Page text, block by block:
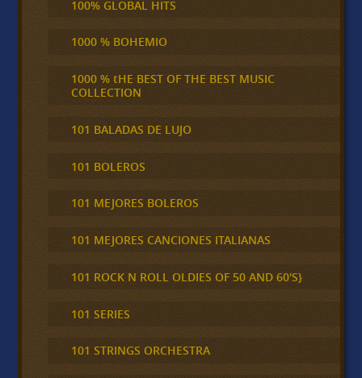
100% GLOBAL HITS
1000 % BOHEMIO
1000 % tHE BEST OF THE BEST MUSIC
COLLECTION
101 BALADAS DE LUJO
101 BOLEROS
101 MEJORES BOLEROS
101 MEJORES CANCIONES ITALIANAS
101 ROCK N ROLL OLDIES OF 50 AND 60'S}
101 SERIES
101 STRINGS ORCHESTRA